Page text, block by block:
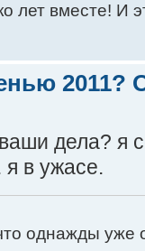
вместе! И
2011?
дела? я
в ужасе.
однажды уже